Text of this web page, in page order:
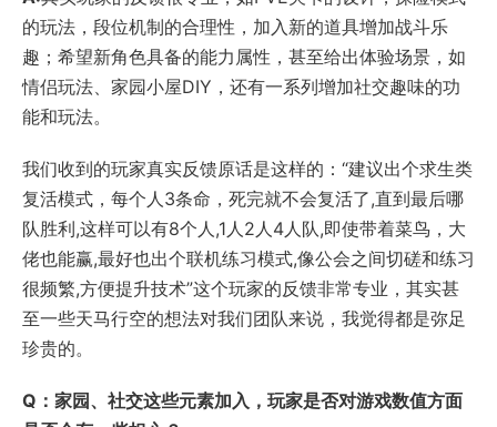
的玩法，段位机制的合理性，加入新的道具增加战斗乐
趣；希望新角色具备的能力属性，甚至给出体验场景，如
情侣玩法、家园小屋DIY，还有一系列增加社交趣味的功
能和玩法。
我们收到的玩家真实反馈原话是这样的：“建议出个求生类
复活模式，每个人3条命，死完就不会复活了,直到最后哪
队胜利,这样可以有8个人,1人2人4人队,即使带着菜鸟，大
佬也能赢,最好也出个联机练习模式,像公会之间切磋和练习
很频繁,方便提升技术”这个玩家的反馈非常专业，其实甚
至一些天马行空的想法对我们团队来说，我觉得都是弥足
珍贵的。
Q：家园、社交这些元素加入，玩家是否对游戏数值方面